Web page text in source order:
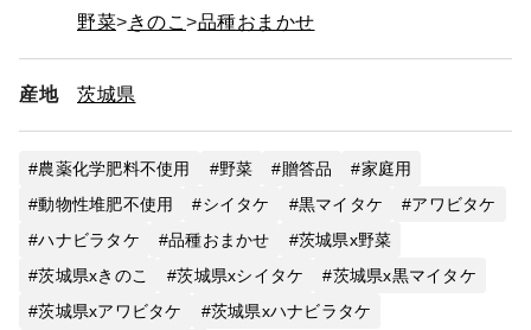
野菜
きのこ 品種おまかせ
産地 茨城県
農薬化学肥料不使用 野菜 贈答品
家庭用
動物性堆肥不使用
シイタケ 黒マイタケ
アワビタケ
ハナビラタケ
品種おまかせ
茨城県x野菜
茨城県xきのこ
茨城県xシイタケ
茨城県x黒マイタケ
茨城県xアワビタケ
茨城県xハナビラタケ